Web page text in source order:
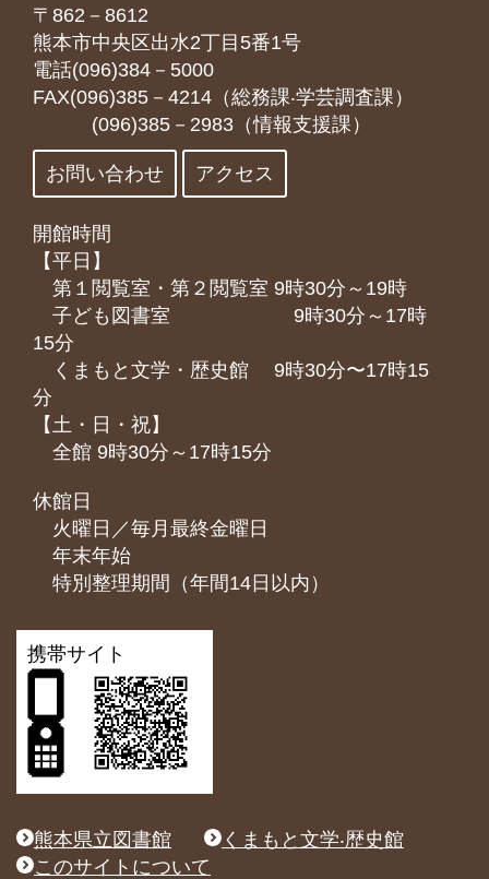
〒862－8612
熊本市中央区出水2丁目5番1号
電話(096)384－5000
FAX(096)385－4214（総務課‧学芸調査課）
(096)385－2983（情報支援課）
お問い合わせ アクセス
開館時間
【平日】
第１閲覧室・第２閲覧室 9時30分～19時
子ども図書室 9時30分～17時
15分
くまもと⽂学・歴史館 9時30分〜17時15
分
【土・日・祝】
全館 9時30分～17時15分
休館日
火曜日／毎月最終金曜日
年末年始
特別整理期間（年間14日以内）
携帯サイト
熊本県立図書館
くまもと文学‧歴史館
このサイトについて